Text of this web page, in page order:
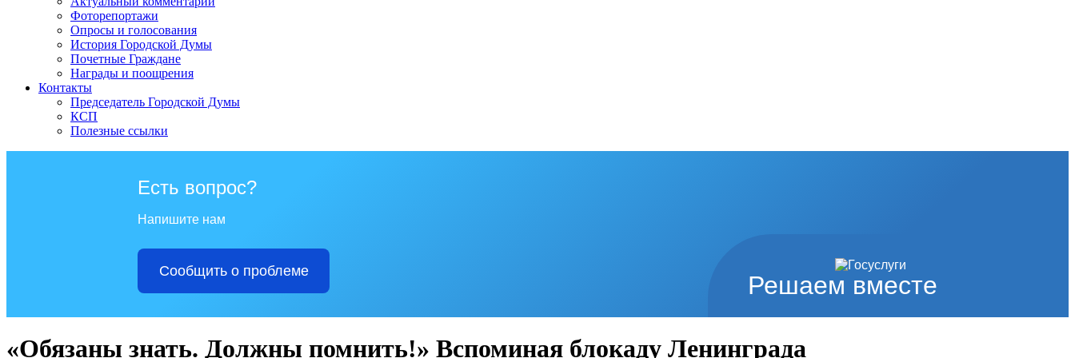
Фоторепортажи
Опросы и голосования
История Городской Думы
Почетные Граждане
Награды и поощрения
Контакты
Председатель Городской Думы
КСП
Полезные ссылки
Решаем вместе
Есть вопрос?
Напишите нам
Сообщить о проблеме
«Обязаны знать. Должны помнить!» Вспоминая блокаду Ленинграда